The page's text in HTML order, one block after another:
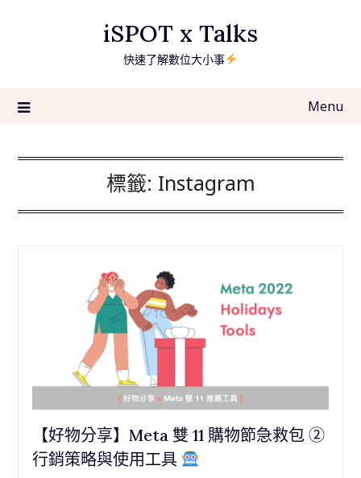
iSPOT x Talks
快速了解數位大小事
Menu
標籤: Instagram
【好物分享】Meta 雙 11 購物節急救包 ②
行銷策略與使用工具